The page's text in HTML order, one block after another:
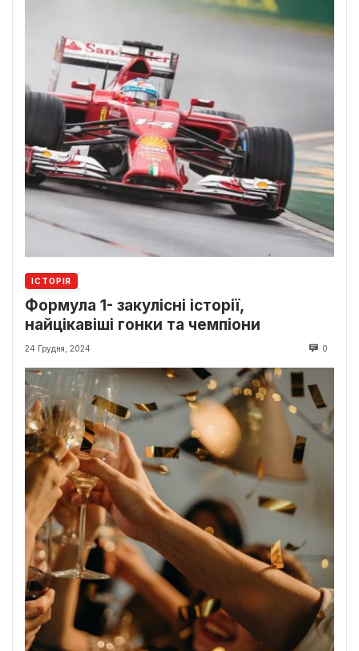
ІСТОРІЯ
Формула 1- закулісні історії,
найцікавіші гонки та чемпіони
24 Грудня, 2024 0